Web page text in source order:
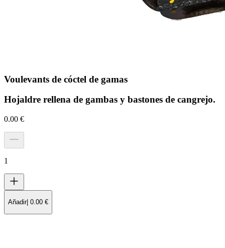
Voulevants de cóctel de gamas
Hojaldre rellena de gambas y bastones de cangrejo.
0.00 €
1
Añadir| 0.00 €